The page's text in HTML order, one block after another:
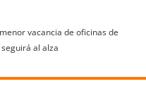
vacancia de oficinas de
al alza